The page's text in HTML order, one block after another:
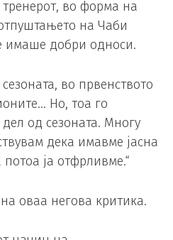
во форма на
на Чаби
имаше добри односи.
во првенството
Но, тоа го
од сезоната. Многу
дека имавме јасна
потоа ја отфрливме.“
оваа негова критика.